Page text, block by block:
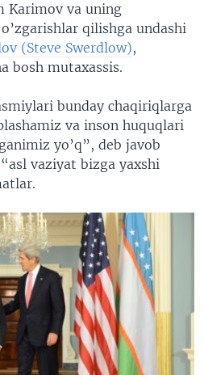
Karimov va uning
qilishga undashi
(Steve Swerdlow),
bosh mutaxassis.
bunday chaqiriqlarga
va inson huquqlari
yo’q”, deb javob
vaziyat bizga yaxshi